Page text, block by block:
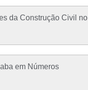
da Construção Civil no
em Números